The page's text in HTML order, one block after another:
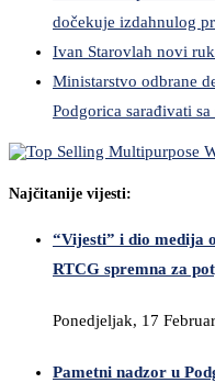
dočekuje izdahnulog
Ivan Starovlah novi
Ministarstvo odbrane
Podgorica sarađivati
Najčitanije vijesti:
“Vijesti” i dio medija
RTCG spremna za
Ponedjeljak, 17
Pametni nadzor u